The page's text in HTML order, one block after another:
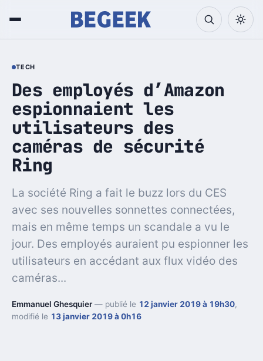
TECH
Des employés d’Amazon
espionnaient les
utilisateurs des
caméras de sécurité
Ring
La société Ring a fait le buzz lors du CES
avec ses nouvelles sonnettes connectées,
mais en même temps un scandale a vu le
jour. Des employés auraient pu espionner les
utilisateurs en accédant aux flux vidéo des
caméras...
Emmanuel Ghesquier— publié le 12 janvier 2019 à 19h30,
modifié le 13 janvier 2019 à 0h16